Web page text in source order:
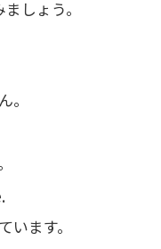
しょう。
。
ます。